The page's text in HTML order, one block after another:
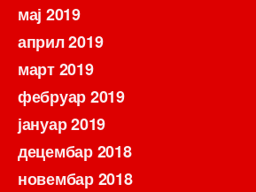
мај 2019
април 2019
март 2019
фебруар 2019
јануар 2019
децембар 2018
новембар 2018